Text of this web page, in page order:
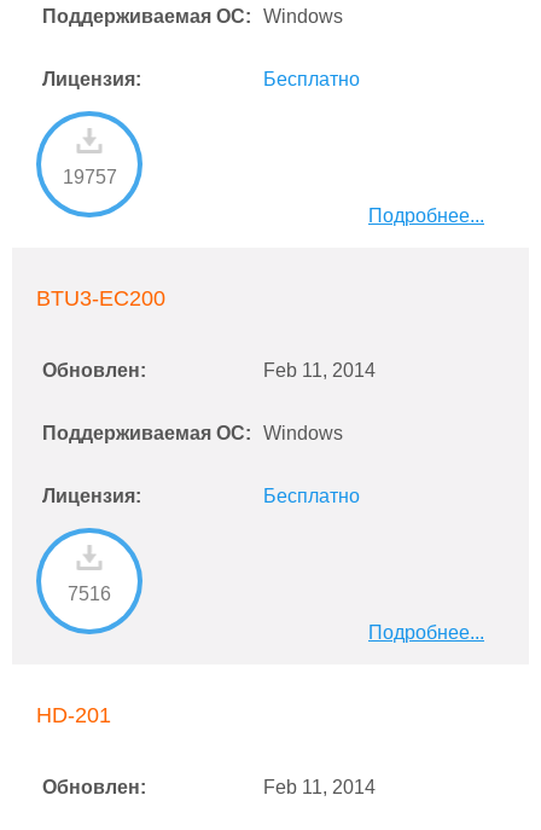
Поддерживаемая ОС: Windows
Лицензия: Бесплатно
19757
Подробнее...
BTU3-EC200
Обновлен: Feb 11, 2014
Поддерживаемая ОС: Windows
Лицензия: Бесплатно
7516
Подробнее...
HD-201
Обновлен: Feb 11, 2014